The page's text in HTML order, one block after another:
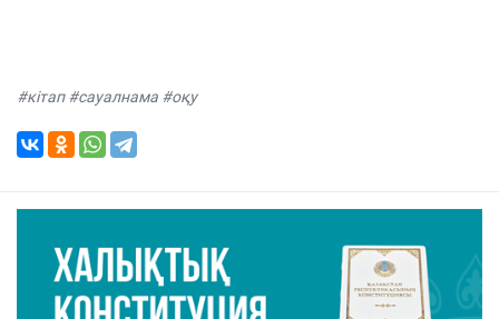
#кітап #сауалнама #оқу